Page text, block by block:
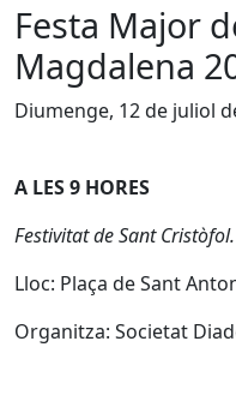
Festa Major
Magdalena
Diumenge, 12 de juliol
A LES 9 HORES
Festivitat de Sant
Lloc: Plaça de Sant
Organitza: Societat